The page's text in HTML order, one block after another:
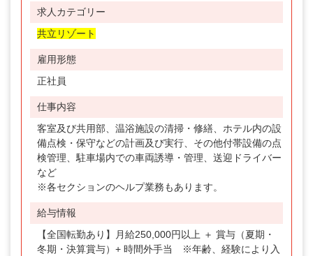
求人カテゴリー
共立リゾート
雇用形態
正社員
仕事内容
客室及び共用部、温浴施設の清掃・修繕、ホテル内の設
備点検・保守などの計画及び実行、その他付帯設備の点
検管理、駐車場内での車両誘導・管理、送迎ドライバー
など
※各セクションのヘルプ業務もあります。
給与情報
【全国転勤あり】月給250,000円以上 ＋ 賞与（夏期・
冬期・決算賞与）+ 時間外手当 ※年齢、経験により入